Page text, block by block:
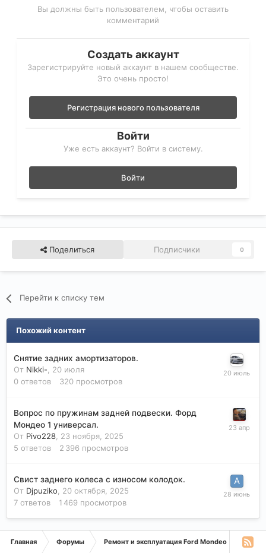
Вы должны быть пользователем, чтобы оставить
комментарий
Создать аккаунт
Зарегистрируйте новый аккаунт в нашем сообществе.
Это очень просто!
Регистрация нового пользователя
Войти
Уже есть аккаунт? Войти в систему.
Войти
Поделиться Подписчики 0
Перейти к списку тем
Похожий контент
Снятие задних амортизаторов.
От Nikki-
20 июля
0 ответов 320 просмотров
Вопрос по пружинам задней подвески. Форд
Мондео 1 универсал.
От Pivo228 23 ноября, 2025
5 ответов 2 396 просмотров
Свист заднего колеса с износом колодок.
От Djpuziko
20 октября, 2025
7 ответов 1 469 просмотров
Главная Форумы Ремонт и эксплуатация Ford Mondeo Форд